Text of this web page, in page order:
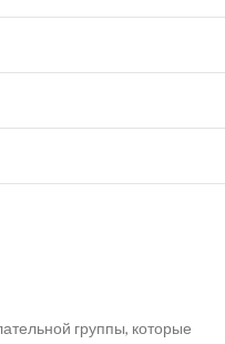
группы, которые